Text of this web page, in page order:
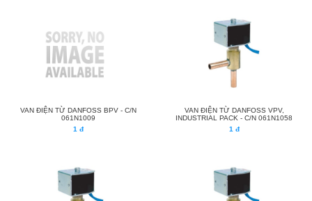
VAN ĐIỆN TỪ DANFOSS BPV - C/N
061N1009
1 đ
VAN ĐIỆN TỪ DANFOSS VPV,
INDUSTRIAL PACK - C/N 061N1058
1 đ